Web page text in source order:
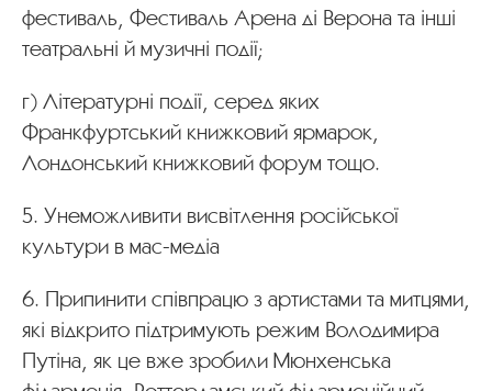
фестиваль, Фестиваль Арена ді Верона та інші
театральні й музичні події;
г) Літературні події, серед яких
Франкфуртський книжковий ярмарок,
Лондонський книжковий форум тощо.
5. Унеможливити висвітлення російської
культури в мас-медіа
6. Припинити співпрацю з артистами та митцями,
які відкрито підтримують режим Володимира
Путіна, як це вже зробили Мюнхенська